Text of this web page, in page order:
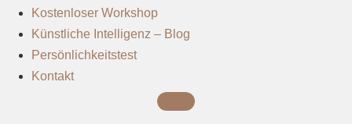
Kostenloser Workshop
Künstliche Intelligenz – Blog
Persönlichkeitstest
Kontakt